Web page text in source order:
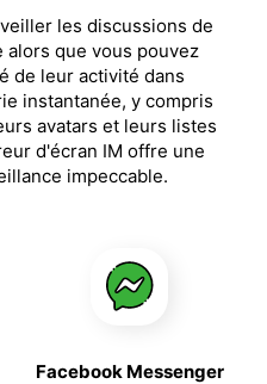
les discussions de
alors que vous pouvez
de leur activité dans
instantanée, y compris
avatars et leurs listes
d'écran IM offre une
impeccable.
Facebook Messenger